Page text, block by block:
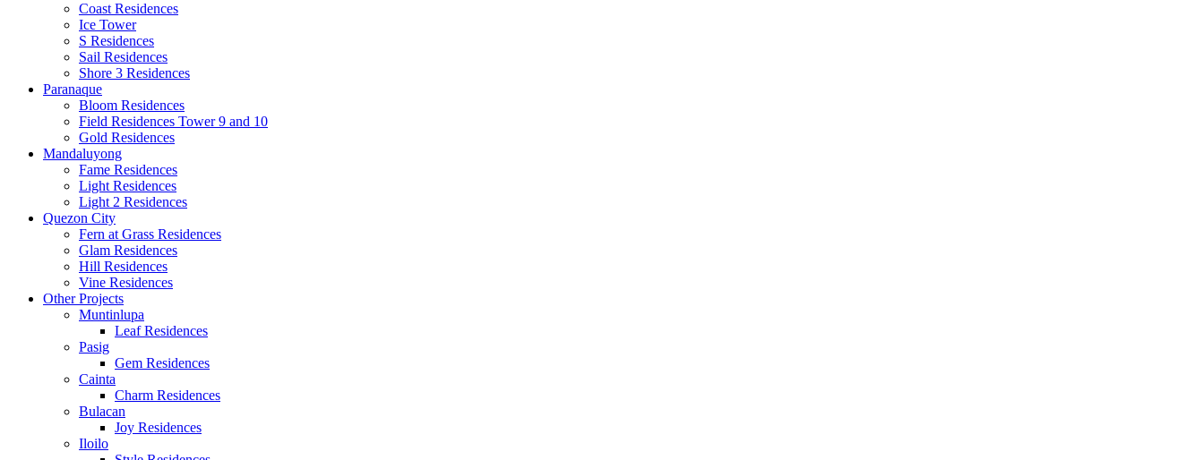
Coast Residences
Ice Tower
S Residences
Sail Residences
Shore 3 Residences
Paranaque
Bloom Residences
Field Residences Tower 9 and 10
Gold Residences
Mandaluyong
Fame Residences
Light Residences
Light 2 Residences
Quezon City
Fern at Grass Residences
Glam Residences
Hill Residences
Vine Residences
Other Projects
Muntinlupa
Leaf Residences
Pasig
Gem Residences
Cainta
Charm Residences
Bulacan
Joy Residences
Iloilo